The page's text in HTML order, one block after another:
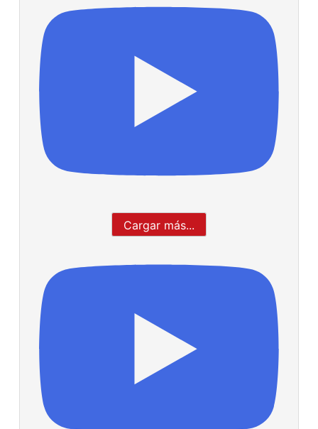
Cargar más...